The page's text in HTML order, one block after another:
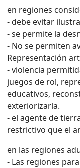
en regiones
- debe evitar
- se permite la
- No se permiten
Representación
- violencia
juegos de rol,
educativos,
exteriorizarla.
- el agente de
restrictivo que el
en las regiones
- Las regiones